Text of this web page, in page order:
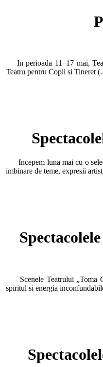
In perioada 11–17 mai,
Teatru pentru Copii si Tineret
Incepem luna mai cu o
imbinare de teme, expresii
Scenele Teatrului „Toma
spiritul si energia